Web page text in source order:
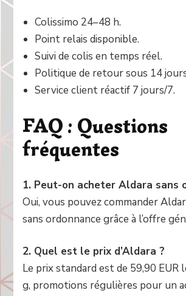
Colissimo 24–48 h.
Point relais disponible.
Suivi de colis en temps réel.
Politique de retour sous 14
Service client réactif 7 jours/7.
FAQ : Questions
fréquentes
1. Peut-on acheter Aldara sans
Oui, vous pouvez commander
sans ordonnance grâce à l’offre
2. Quel est le prix d’Aldara ?
Le prix standard est de 59,90 EUR
g, promotions régulières pour un